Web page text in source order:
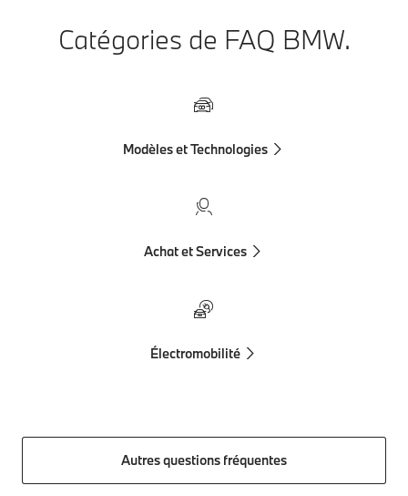
Catégories de FAQ BMW.
Modèles et Technologies
Achat et Services
Électromobilité
Autres questions fréquentes